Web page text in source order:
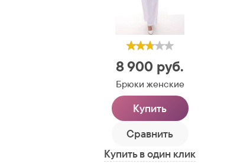
8 900 руб.
Брюки женские
Купить
Сравнить
Купить в один клик